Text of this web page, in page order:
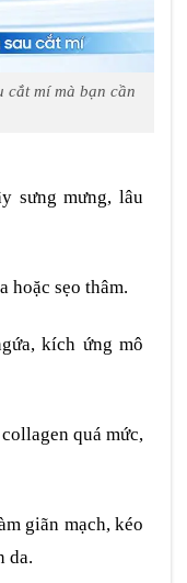
cắt mí mà bạn cần
sưng mưng, lâu
hoặc sẹo thâm.
kích ứng mô
quá mức,
giãn mạch, kéo
da.